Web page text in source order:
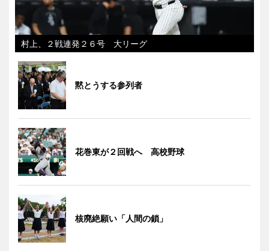
村上、２戦連発２６号 大リーグ
黙とうする参列者
花巻東が２回戦へ 高校野球
核廃絶願い「人間の鎖」